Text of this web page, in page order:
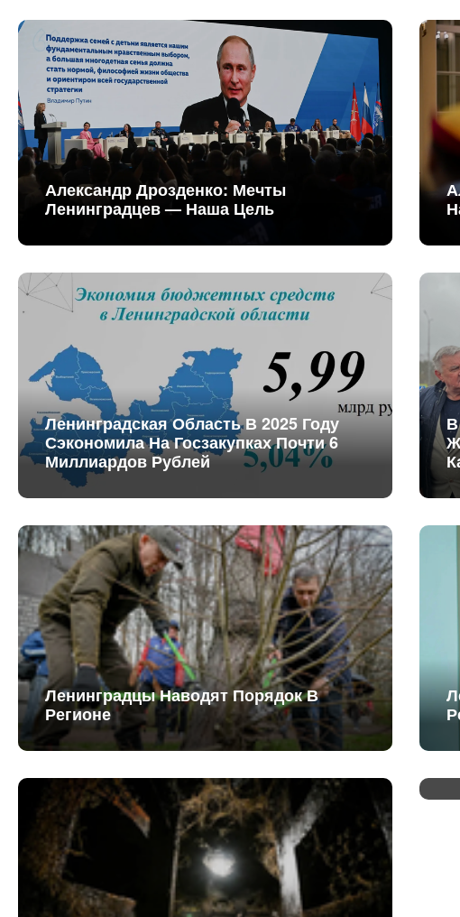
Александр Дрозденко: Мечты
Ленинградцев — Наша Цель
Ленинградская Область В 2025 Году
Сэкономила На Госзакупках Почти 6
Миллиардов Рублей
Ленинградцы Наводят Порядок В
Регионе